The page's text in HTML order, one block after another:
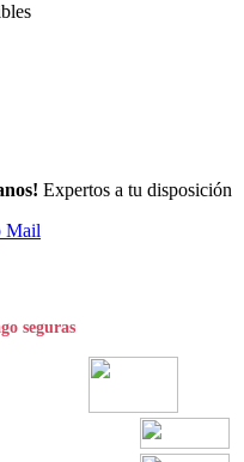
Expertos a tu disposición
Mail
seguras